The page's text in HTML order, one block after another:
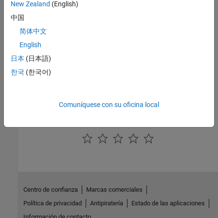
métodos iterativos, álgebra lineal dispersa
Algoritmos de gráficas y redes
Gráficas dirigidas y sin dirigir, análisis de redes
Geometría computacional
Triangulación, regiones delimitadoras, diagramas de Voronoi,
cuadrática sin restricciones
New Zealand (English)
中国
简体中文
English
日本 (日本語)
한국 (한국어)
Comuníquese con su oficina local
Centro de confianza
Marcas comerciales
Política de privacidad
Antipiratería
Estado de las aplicaciones
Información de contacto